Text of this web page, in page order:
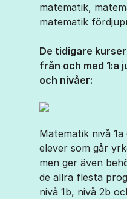
matematik,
matematik
De tidigare
från och med 1:a
och nivåer:
Matematik nivå
elever som går
men ger även
de allra flesta
nivå 1b, nivå 2b